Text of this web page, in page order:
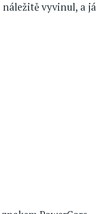
náležitě vyvinul, a já